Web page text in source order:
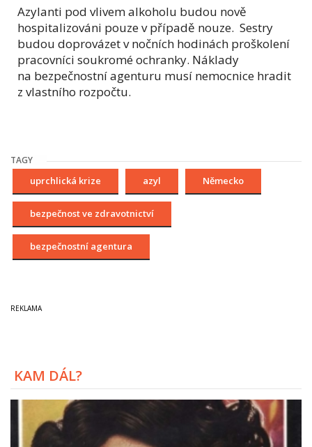
Azylanti pod vlivem alkoholu budou nově
hospitalizováni pouze v případě nouze. Sestry
budou doprovázet v nočních hodinách proškolení
pracovníci soukromé ochranky. Náklady
na bezpečnostní agenturu musí nemocnice hradit
z vlastního rozpočtu.
TAGY
uprchlická krize azyl Německo
bezpečnost ve zdravotnictví
bezpečnostní agentura
KAM DÁL?